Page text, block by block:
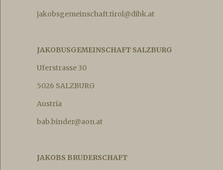
jakobsgemeinschaft.tirol@dibk.at
JAKOBUSGEMEINSCHAFT SALZBURG
Uferstrasse 30
5026 SALZBURG
Austria
bab.binder@aon.at
JAKOBS BRUDERSCHAFT